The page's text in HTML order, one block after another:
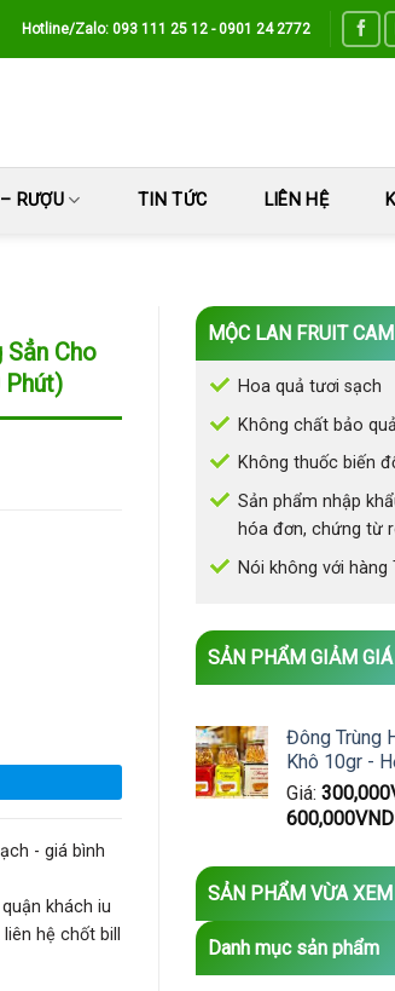
Hotline/Zalo: 093 111 25 12 - 0901 24 2772
RƯỢU TIN TỨC LIÊN HỆ
MỘC LAN FRUIT
Hoa quả tươi sạch
Không chất bảo
Không thuốc biến
Sản phẩm nhập
hóa đơn, chứng từ
Nói không với hàng
SẢN PHẨM GIẢM GIÁ
Đông Trùng
Khô 10gr -
Giá: 300,000
600,000VND
SẢN PHẨM VỪA XEM
Danh mục sản phẩm
Cho
Phút)
Liền - Order Trước Từ 30 Phút) số lượng
- giá bình
khách iu
hệ chốt bill